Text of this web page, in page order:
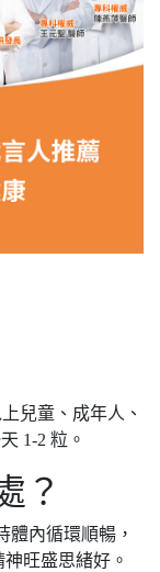
兒童、成年人、
1-2 粒。
？
體內循環順暢，
旺盛思緒好。